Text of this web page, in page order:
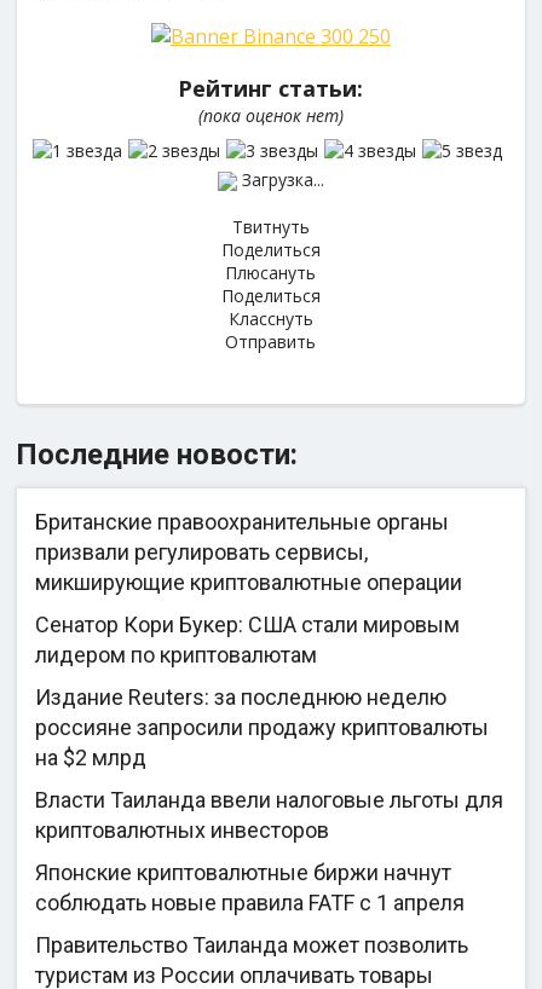
Рейтинг статьи:
(пока оценок нет)
Загрузка...
Твитнуть
Поделиться
Плюсануть
Поделиться
Класснуть
Отправить
Последние новости:
Британские правоохранительные органы
призвали регулировать сервисы,
микширующие криптовалютные операции
Сенатор Кори Букер: США стали мировым
лидером по криптовалютам
Издание Reuters: за последнюю неделю
россияне запросили продажу криптовалюты
на $2 млрд
Власти Таиланда ввели налоговые льготы для
криптовалютных инвесторов
Японские криптовалютные биржи начнут
соблюдать новые правила FATF с 1 апреля
Правительство Таиланда может позволить
туристам из России оплачивать товары